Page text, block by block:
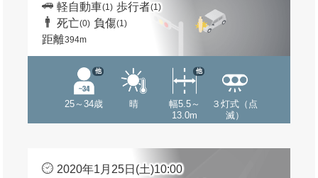
軽自動車(1) 歩行者(1)
死亡(0) 負傷(1)
距離394m
25～34歳
他
晴
幅5.5～
13.0m
他
３灯式（点
滅）
2020年1月25日(土)10:00